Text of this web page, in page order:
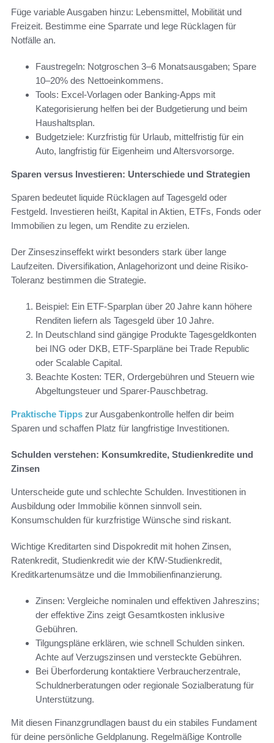
Füge variable Ausgaben hinzu: Lebensmittel, Mobilität und
Freizeit. Bestimme eine Sparrate und lege Rücklagen für
Notfälle an.
Faustregeln: Notgroschen 3–6 Monatsausgaben; Spare
10–20% des Nettoeinkommens.
Tools: Excel-Vorlagen oder Banking-Apps mit
Kategorisierung helfen bei der Budgetierung und beim
Haushaltsplan.
Budgetziele: Kurzfristig für Urlaub, mittelfristig für ein
Auto, langfristig für Eigenheim und Altersvorsorge.
Sparen versus Investieren: Unterschiede und Strategien
Sparen bedeutet liquide Rücklagen auf Tagesgeld oder
Festgeld. Investieren heißt, Kapital in Aktien, ETFs, Fonds oder
Immobilien zu legen, um Rendite zu erzielen.
Der Zinseszinseffekt wirkt besonders stark über lange
Laufzeiten. Diversifikation, Anlagehorizont und deine Risiko-
Toleranz bestimmen die Strategie.
Beispiel: Ein ETF-Sparplan über 20 Jahre kann höhere
Renditen liefern als Tagesgeld über 10 Jahre.
In Deutschland sind gängige Produkte Tagesgeldkonten
bei ING oder DKB, ETF-Sparpläne bei Trade Republic
oder Scalable Capital.
Beachte Kosten: TER, Ordergebühren und Steuern wie
Abgeltungsteuer und Sparer-Pauschbetrag.
Praktische Tipps zur Ausgabenkontrolle helfen dir beim
Sparen und schaffen Platz für langfristige Investitionen.
Schulden verstehen: Konsumkredite, Studienkredite und
Zinsen
Unterscheide gute und schlechte Schulden. Investitionen in
Ausbildung oder Immobilie können sinnvoll sein.
Konsumschulden für kurzfristige Wünsche sind riskant.
Wichtige Kreditarten sind Dispokredit mit hohen Zinsen,
Ratenkredit, Studienkredit wie der KfW-Studienkredit,
Kreditkartenumsätze und die Immobilienfinanzierung.
Zinsen: Vergleiche nominalen und effektiven Jahreszins;
der effektive Zins zeigt Gesamtkosten inklusive
Gebühren.
Tilgungspläne erklären, wie schnell Schulden sinken.
Achte auf Verzugszinsen und versteckte Gebühren.
Bei Überforderung kontaktiere Verbraucherzentrale,
Schuldnerberatungen oder regionale Sozialberatung für
Unterstützung.
Mit diesen Finanzgrundlagen baust du ein stabiles Fundament
für deine persönliche Geldplanung. Regelmäßige Kontrolle